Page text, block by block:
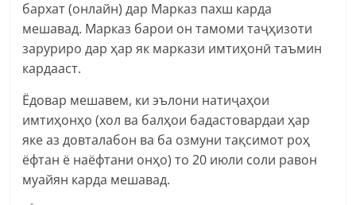
бархат (онлайн) дар Марказ пахш карда
мешавад. Марказ барои он тамоми таҷҳизоти
заруриро дар ҳар як маркази имтиҳонӣ таъмин
кардааст.
Ёдовар мешавем, ки эълони натиҷаҳои
имтиҳонҳо (хол ва балҳои бадастовардаи ҳар
яке аз довталабон ва ба озмуни тақсимот роҳ
ёфтан ё наёфтани онҳо) то 20 июли соли равон
муайян карда мешавад.